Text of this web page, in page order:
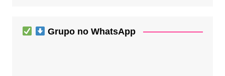
Grupo no WhatsApp